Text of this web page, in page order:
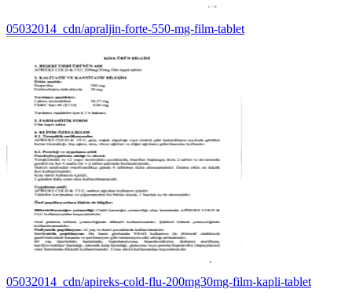
05032014_cdn/apraljin-forte-550-mg-film-tablet
05032014_cdn/apireks-cold-flu-200mg30mg-film-kapli-tablet